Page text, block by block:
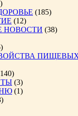
(185)
(12)
НОВОСТИ (38)
(3)
(1)